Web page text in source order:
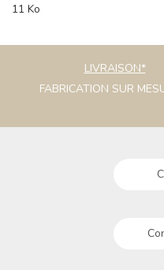
11 Ko
LIVRAISON*
FABRICATION SUR